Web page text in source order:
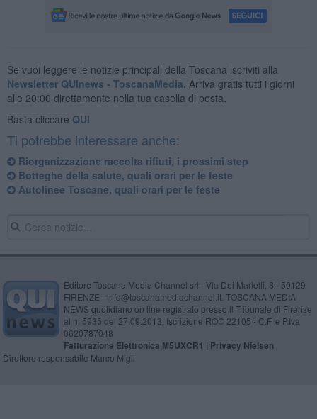
Se vuoi leggere le notizie principali della Toscana iscriviti alla
Newsletter QUInews - ToscanaMedia. Arriva gratis tutti i giorni
alle 20:00 direttamente nella tua casella di posta.
Basta cliccare QUI
Ti potrebbe interessare anche:
Riorganizzazione raccolta rifiuti, i prossimi step
Botteghe della salute, quali orari per le feste
Autolinee Toscane, quali orari per le feste
Editore Toscana Media Channel srl - Via Dei Martelli, 8 - 50129
FIRENZE - info@toscanamediachannel.it. TOSCANA MEDIA
NEWS quotidiano on line registrato presso il Tribunale di Firenze
al n. 5935 del 27.09.2013. Iscrizione ROC 22105 - C.F. e P.Iva
0620787048
Fatturazione Elettronica M5UXCR1 | Privacy Nielsen
Direttore responsabile Marco Migli